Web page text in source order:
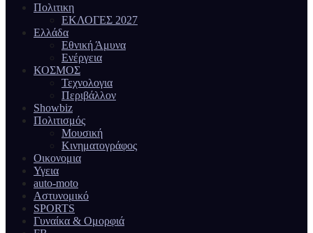
Πολιτικη
ΕΚΛΟΓΕΣ 2027
Ελλάδα
Εθνική Άμυνα
Ενέργεια
ΚΟΣΜΟΣ
Τεχνολογια
Περιβάλλον
Showbiz
Πολιτισμός
Μουσική
Κινηματογράφος
Οικονομια
Υγεια
auto-moto
Αστυνομικό
SPORTS
Γυναίκα & Ομορφιά